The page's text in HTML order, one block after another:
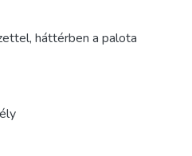
háttérben a palota